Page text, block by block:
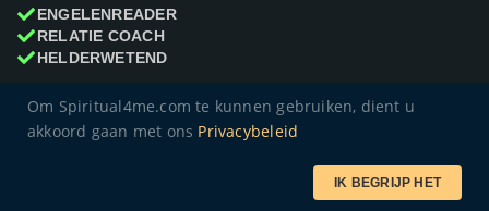
Om Spiritual4me.com te kunnen gebruiken, dient u
akkoord gaan met ons Privacybeleid
IK BEGRIJP HET
ENGELENREADER
RELATIE COACH
HELDERWETEND
Hallo allemaal. Ik ben Ria en hou mij bezig met relaties.
Relatiecrisissen of een verbroken relatie kunnen ingewikk...